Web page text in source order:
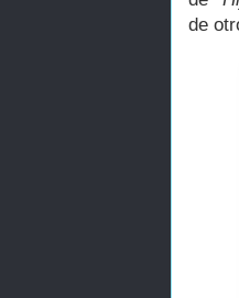
de